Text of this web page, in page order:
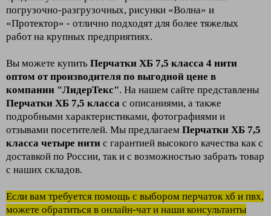
погрузочно-разгрузочных, рисунки «Волна» и
«Протектор» - отлично подходят для более тяжелых
работ на крупных предприятиях.
Вы можете купить Перчатки ХБ 7,5 класса 4 нити
оптом от производителя по выгодной цене в
компании "ЛидерТекс". На нашем сайте представлены
Перчатки ХБ 7,5 класса с описаниями, а также
подробными характеристиками, фотографиями и
отзывами посетителей. Мы предлагаем Перчатки ХБ 7,5
класса четыре нити с гарантией высокого качества как с
доставкой по России, так и с возможностью забрать товар
с наших складов.
Если вам требуется помощь с выбором перчаток хб и пвх,
можете обратиться в онлайн-чат и наши консультанты